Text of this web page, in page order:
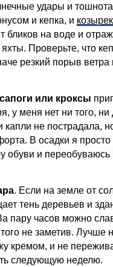
удары и
и кепка, и козырек
бликов на воде и
Проверьте, что
резкий порыв ветра
или кроксы
у меня нет ни того, ни
капли не пострадала,
В осадки я просто
обуви и
. Если на земле от
тень деревьев и
пару часов можно
не заметив. Лучше
кремом, и не
следующую неделю.